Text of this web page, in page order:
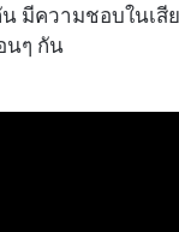
มีความชอบในเ
นๆ กัน